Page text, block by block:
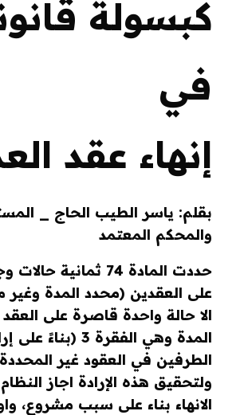
كبسولة
في
إنهاء عقد
بقلم: ياسر الطيب الحاج _
والمحكم المعتمد
حددت المادة 74
على العقدين (محدد المدة وغير
الا حالة واحدة قاصرة على
المدة وهي الفقرة 3 (
بناءً على
الطرفين في العقود غير
ولتحقيق هذه الإرادة اجاز
الانهاء بناء على سبب مشروع،